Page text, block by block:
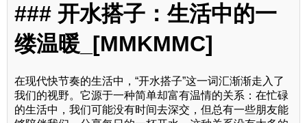
### 开水搭子：生活中的一
缕温暖_[MMKMMC]
在现代快节奏的生活中，“开水搭子”这一词汇渐渐走入了
我们的视野。它源于一种简单却富有温情的关系：在忙碌
的生活中，我们可能没有时间去深交，但总有一些朋友能